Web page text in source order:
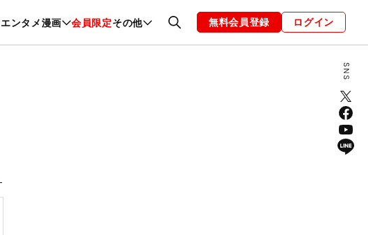
エンタメ漫画 会員限定その他
グルメ ファッション 恋愛・結婚 編集部 お知らせ
無料会員登録 ログイン